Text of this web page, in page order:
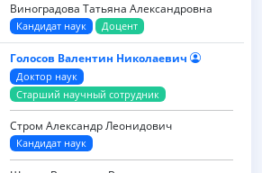
Виноградова Татьяна Александровна
Кандидат наук Доцент
Голосов Валентин Николаевич
Доктор наук
Старший научный сотрудник
Стром Александр Леонидович
Кандидат наук